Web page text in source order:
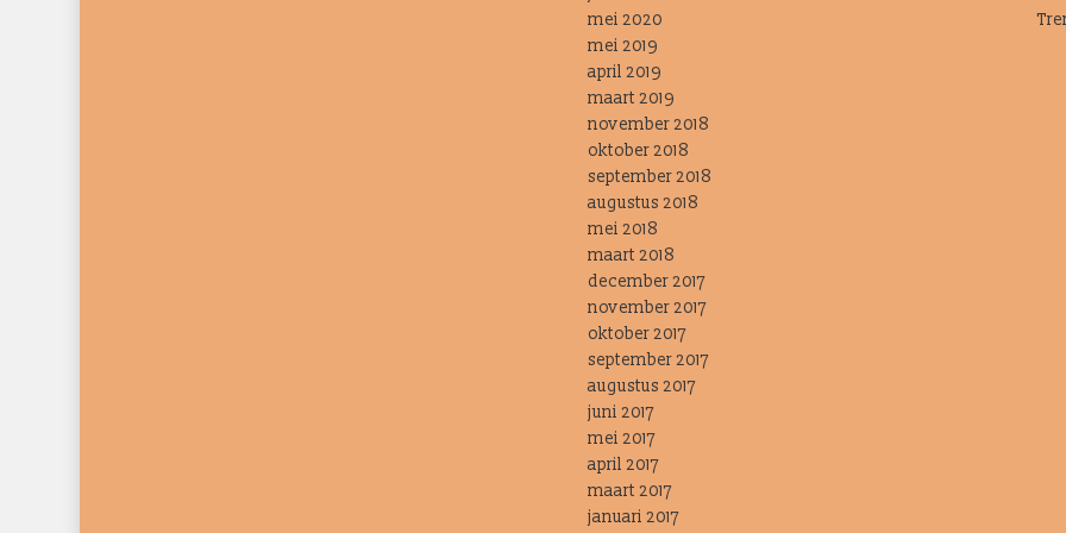
mei 2020
mei 2019
april 2019
maart 2019
november 2018
oktober 2018
september 2018
augustus 2018
mei 2018
maart 2018
december 2017
november 2017
oktober 2017
september 2017
augustus 2017
juni 2017
mei 2017
april 2017
maart 2017
januari 2017